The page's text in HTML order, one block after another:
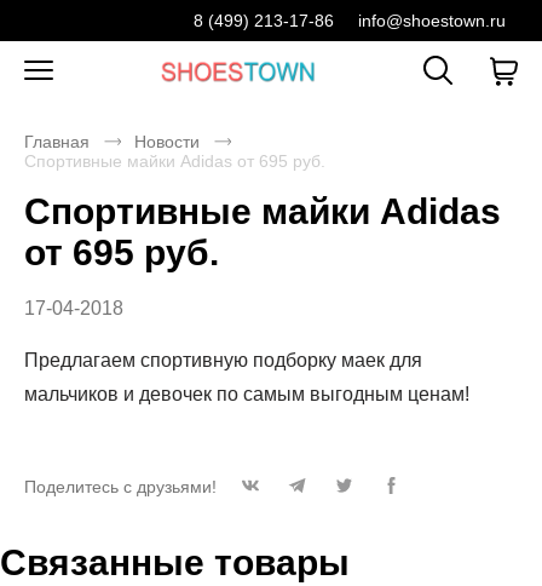
8 (499) 213-17-86 info@shoestown.ru
Главная
Новости
Спортивные майки Adidas от 695 руб.
Спортивные майки Adidas
от 695 руб.
17-04-2018
Предлагаем спортивную подборку маек для
мальчиков и девочек по самым выгодным ценам!
Поделитесь с друзьями!
Связанные товары